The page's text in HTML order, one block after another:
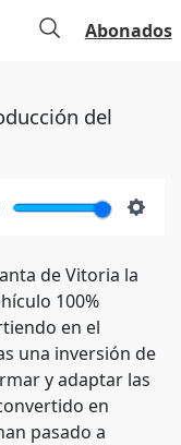
Abonados
del
de Vitoria la
100%
en el
una inversión de
y adaptar las
en
pasado a